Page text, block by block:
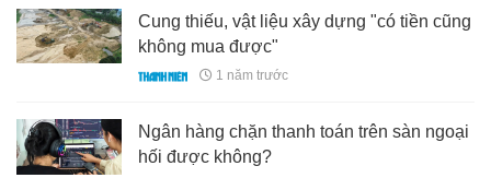
Cung thiếu, vật liệu xây dựng "có tiền cũng
không mua được"
1 năm trước
Ngân hàng chặn thanh toán trên sàn ngoại
hối được không?